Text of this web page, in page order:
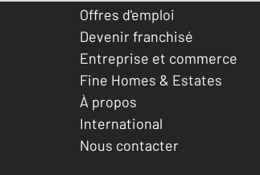
Offres d'emploi
Devenir franchisé
Entreprise et commerce
Fine Homes & Estates
À propos
International
Nous contacter